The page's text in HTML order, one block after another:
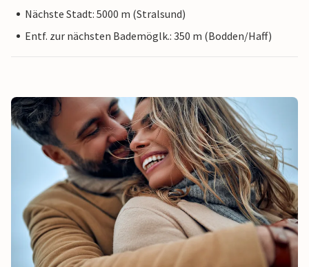
Nächste Stadt: 5000 m (Stralsund)
Entf. zur nächsten Bademöglk.: 350 m (Bodden/Haff)